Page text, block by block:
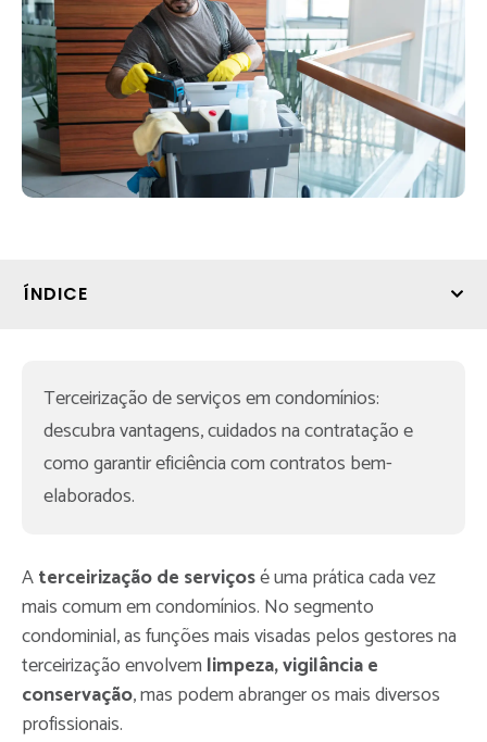
ÍNDICE
Terceirização de serviços em condomínios:
descubra vantagens, cuidados na contratação e
como garantir eficiência com contratos bem-
elaborados.
Aterceirização de serviçosé uma prática cada vez
mais comum em condomínios. No segmento
condominial, as funções mais visadas pelos gestores na
terceirização envolvem limpeza, vigilância e
conservação, mas podem abranger os mais diversos
profissionais.